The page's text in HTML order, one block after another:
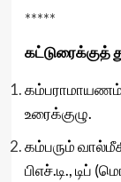
*****
உரைக்குழு.
கம்பரும்
பிஎச்.டி., டிப்